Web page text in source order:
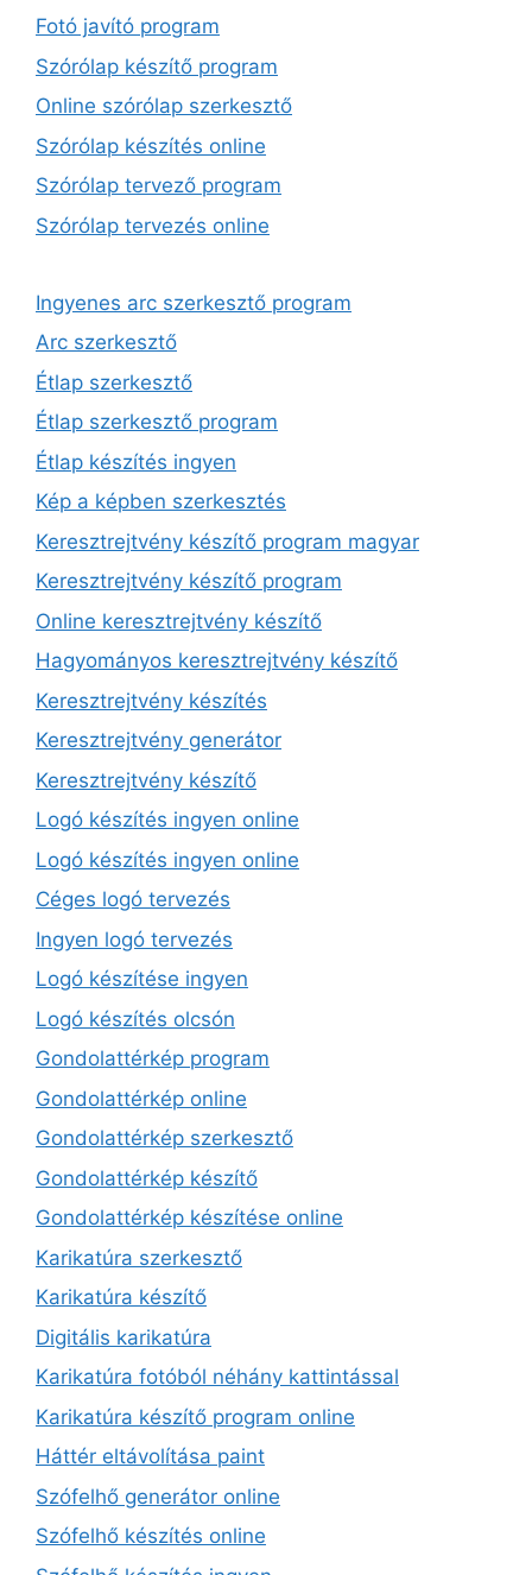
Fotó javító program
Szórólap készítő program
Online szórólap szerkesztő
Szórólap készítés online
Szórólap tervező program
Szórólap tervezés online
Ingyenes arc szerkesztő program
Arc szerkesztő
Étlap szerkesztő
Étlap szerkesztő program
Étlap készítés ingyen
Kép a képben szerkesztés
Keresztrejtvény készítő program magyar
Keresztrejtvény készítő program
Online keresztrejtvény készítő
Hagyományos keresztrejtvény készítő
Keresztrejtvény készítés
Keresztrejtvény generátor
Keresztrejtvény készítő
Logó készítés ingyen online
Logó készítés ingyen online
Céges logó tervezés
Ingyen logó tervezés
Logó készítése ingyen
Logó készítés olcsón
Gondolattérkép program
Gondolattérkép online
Gondolattérkép szerkesztő
Gondolattérkép készítő
Gondolattérkép készítése online
Karikatúra szerkesztő
Karikatúra készítő
Digitális karikatúra
Karikatúra fotóból néhány kattintással
Karikatúra készítő program online
Háttér eltávolítása paint
Szófelhő generátor online
Szófelhő készítés online